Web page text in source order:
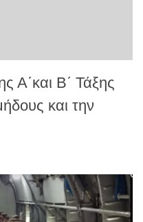
Α΄και Β΄ Τάξης
και την